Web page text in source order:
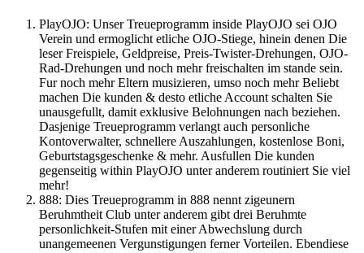
PlayOJO: Unser Treueprogramm inside PlayOJO sei OJO
Verein und ermoglicht etliche OJO-Stiege, hinein denen Die
leser Freispiele, Geldpreise, Preis-Twister-Drehungen, OJO-
Rad-Drehungen und noch mehr freischalten im stande sein.
Fur noch mehr Eltern musizieren, umso noch mehr Beliebt
machen Die kunden & desto etliche Account schalten Sie
unausgefullt, damit exklusive Belohnungen nach beziehen.
Dasjenige Treueprogramm verlangt auch personliche
Kontoverwalter, schnellere Auszahlungen, kostenlose Boni,
Geburtstagsgeschenke & mehr. Ausfullen Die kunden
gegenseitig within PlayOJO unter anderem routiniert Sie viel
mehr!
888: Dies Treueprogramm in 888 nennt zigeunern
Beruhmtheit Club unter anderem gibt drei Beruhmte
personlichkeit-Stufen mit einer Abwechslung durch
unangemeenen Vergunstigungen ferner Vorteilen. Ebendiese